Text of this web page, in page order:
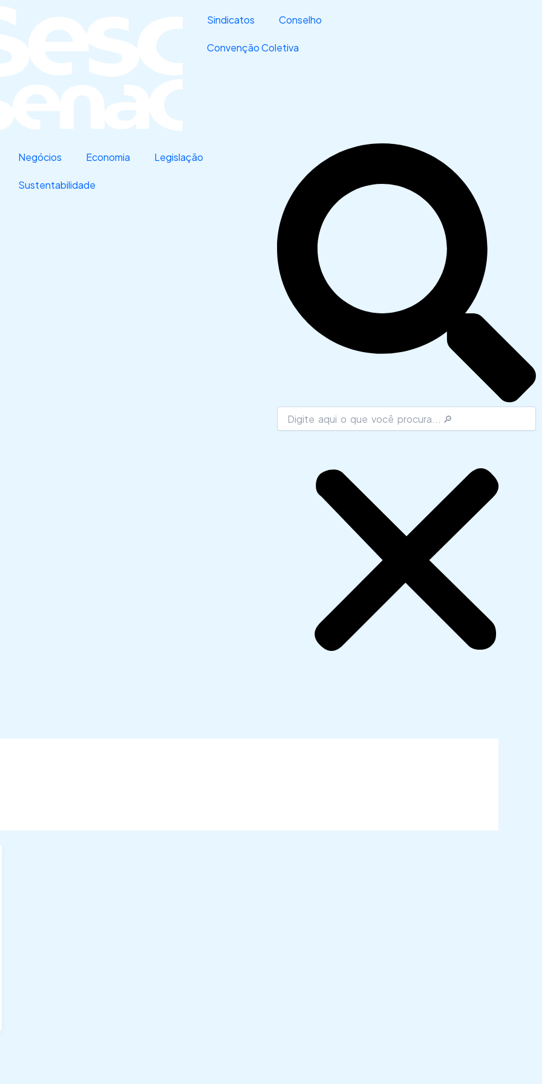
Sindicatos Conselho
Convenção Coletiva
Negócios Economia Legislação
Sustentabilidade